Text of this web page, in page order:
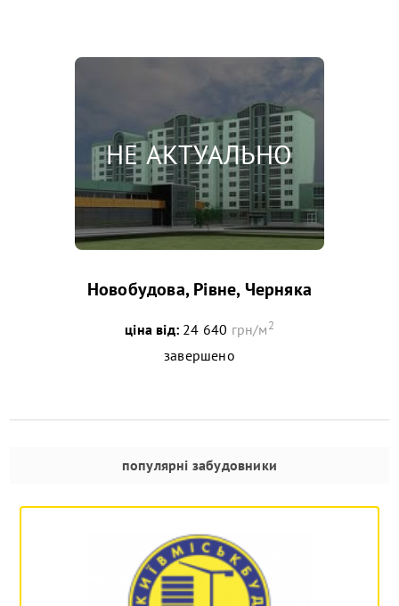
Новобудова, Рівне, Черняка
ціна від: 24 640 грн/м2
завершено
популярні забудовники